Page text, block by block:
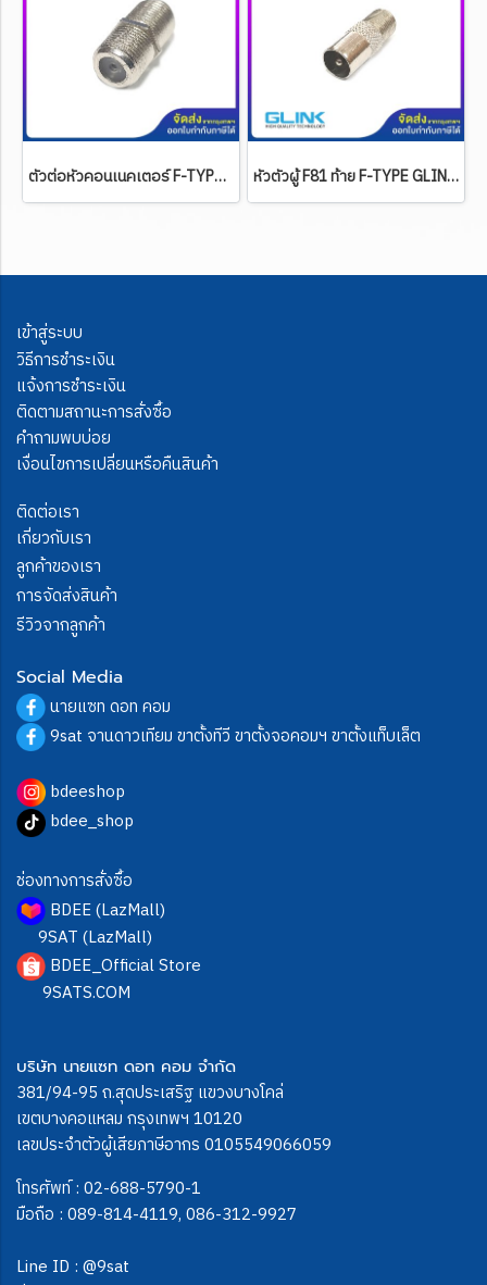
ตัวต่อหัวคอนเนคเตอร์ F-TYPE RG6 แบบต่อกลาง F-81 หัวตัวผู้ F81 ท้าย F-TYPE GLINK CCTV-CONVERTER04
เข้าสู่ระบบ
วิธีการชำระเงิน
แจ้งการชำระเงิน
ติดตามสถานะการสั่งซื้อ
คำถามพบบ่อย
เงื่อนไขการเปลี่ยนหรือคืนสินค้า
ติดต่อเรา
เกี่ยวกับเรา
ลูกค้าของเรา
การจัดส่งสินค้า
รีวิวจากลูกค้า
Social Media
นายแซท ดอท คอม
9sat จานดาวเทียม ขาตั้งทีวี ขาตั้งจอคอมฯ ขาตั้งแท็บเล็ต
bdeeshop
bdee_shop
ช่องทางการสั่งซื้อ
BDEE (LazMall)
9SAT (LazMall)
BDEE_Official Store
9SATS.COM
บริษัท นายแซท ดอท คอม จำกัด
381/94-95 ถ.สุดประเสริฐ แขวงบางโคล่
เขตบางคอแหลม กรุงเทพฯ 10120
เลขประจำตัวผู้เสียภาษีอากร 0105549066059
โทรศัพท์ : 02-688-5790-1
มือถือ : 089-814-4119, 086-312-9927
Line ID : @9sat